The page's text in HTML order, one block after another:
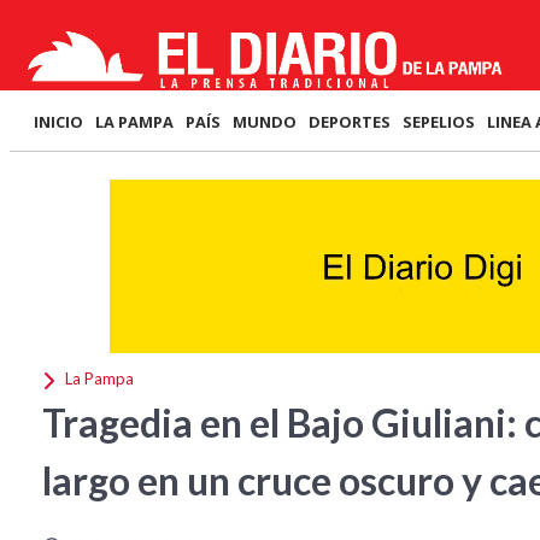
INICIO LA PAMPA PAÍS MUNDO DEPORTES SEPELIOS LINEA
La Pampa
Tragedia en el Bajo Giuliani:
largo en un cruce oscuro y